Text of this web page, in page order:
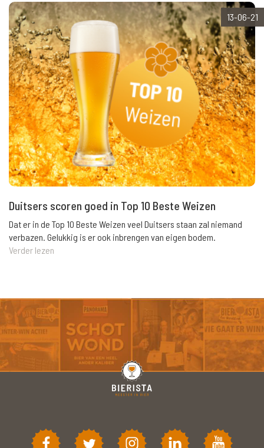
13-06-21
Duitsers scoren goed in Top 10 Beste Weizen
Dat er in de Top 10 Beste Weizen veel Duitsers staan zal niemand
verbazen. Gelukkig is er ook inbrengen van eigen bodem.
Verder lezen